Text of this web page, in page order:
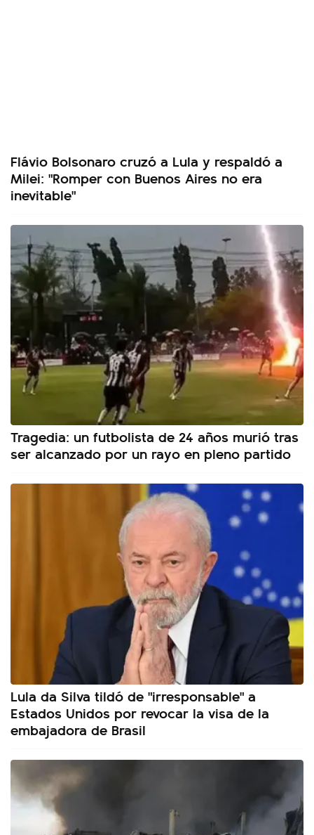
Flávio Bolsonaro cruzó a Lula y respaldó a
Milei: "Romper con Buenos Aires no era
inevitable"
Tragedia: un futbolista de 24 años murió tras
ser alcanzado por un rayo en pleno partido
Lula da Silva tildó de "irresponsable" a
Estados Unidos por revocar la visa de la
embajadora de Brasil